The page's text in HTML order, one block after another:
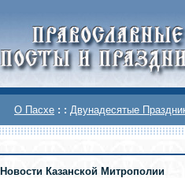
О Пасхе : : Двунадесятые
Новости Казанской Митрополии